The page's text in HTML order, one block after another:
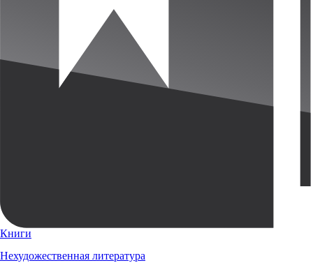
Книги
Нехудожественная литература